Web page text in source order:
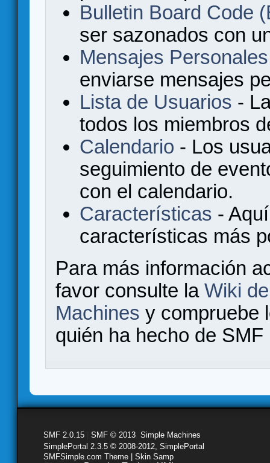
Bulletin Board Code
ser sazonados con
Mensajes Personales
enviarse mensajes
Lista de Usuarios -
todos los miembros
Calendario - Los
seguimiento de
con el calendario.
Características -
características más
Para más información
favor consulte la Wiki
Machines y compruebe
quién ha hecho de
SMF 2.0.15 SMF © 2013 Simple Machines
SimplePortal 2.3.5 © 2008-2012, SimplePortal
SMFSimple.com Theme | Skin Samp